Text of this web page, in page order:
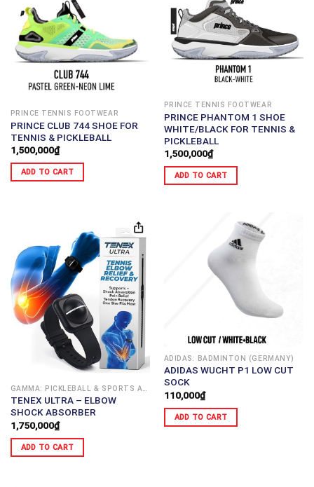
PRINCE TENNIS FOOTWEAR
PRINCE CLUB 744 SHOE FOR
TENNIS & PICKLEBALL
1,500,000₫
ADD TO CART
PRINCE TENNIS FOOTWEAR
PRINCE PHANTOM 1 SHOE
WHITE/BLACK FOR TENNIS &
PICKLEBALL
1,500,000₫
ADD TO CART
TENEX ULTRA – ELBOW
SHOCK ABSORBER
1,750,000₫
ADD TO CART
ADIDAS: BADMINTON (GERMANY)
ADIDAS WUCHT P1 LOW CUT
SOCK
110,000₫
ADD TO CART